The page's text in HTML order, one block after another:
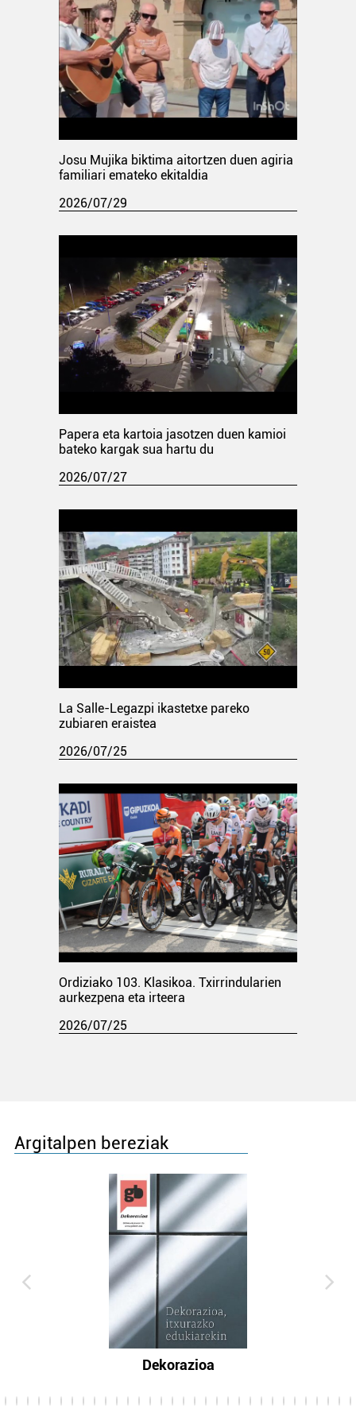
Josu Mujika biktima aitortzen duen agiria
familiari emateko ekitaldia
2026/07/29
Papera eta kartoia jasotzen duen kamioi
bateko kargak sua hartu du
2026/07/27
La Salle-Legazpi ikastetxe pareko
zubiaren eraistea
2026/07/25
Ordiziako 103. Klasikoa. Txirrindularien
aurkezpena eta irteera
2026/07/25
Argitalpen bereziak
Dekorazioa